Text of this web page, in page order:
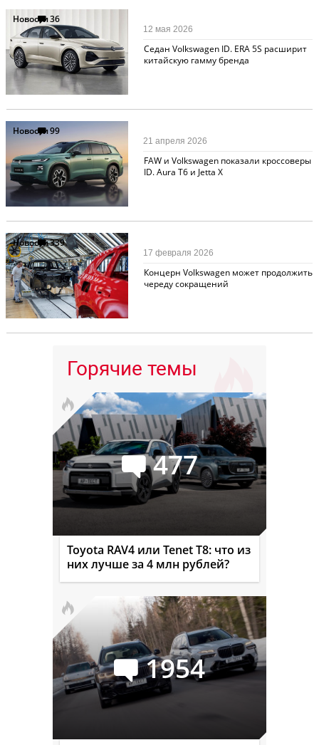
Новости36
Cедан Volkswagen ID. ERA 5S расширит
китайскую гамму бренда
12 мая 2026
Новости99
FAW и Volkswagen показали кроссоверы
ID. Aura T6 и Jettа X
21 апреля 2026
Новости339
Концерн Volkswagen может продолжить
череду сокращений
17 февраля 2026
Горячие темы
477
Toyota RAV4 или Tenet T8: что из
них лучше за 4 млн рублей?
1954